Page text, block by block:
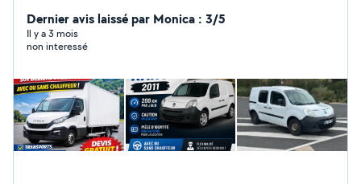
accompagner dans votre déménagement.
Déménagement appartement / maison Transport de
meubles et électroménager Chargement et
possible Travail propre et sérieux Je m'adapte à votre
besoin : petit déménagement, transport de meubles ou
volume plus important. Disponible rapidement
Contactez-moi par message pour un devis rapide.
Dernier avis laissé par Monica : 3/5
Il y a 3 mois
non interessé